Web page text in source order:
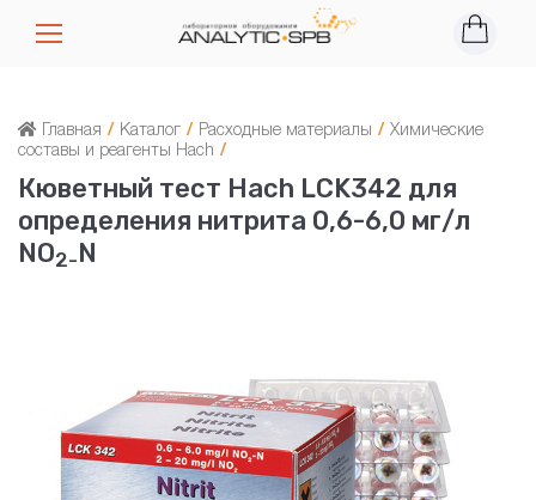
Главная / Каталог / Расходные материалы / Химические
составы и реагенты Hach /
Кюветный тест Hach LCK342 для
определения нитрита 0,6-6,0 мг/л
NO2-N